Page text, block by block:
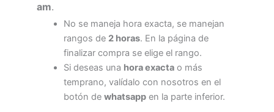
am.
No se maneja hora exacta, se manejan
rangos de 2 horas. En la página de
finalizar compra se elige el rango.
Si deseas una hora exactao más
temprano, valídalo con nosotros en el
botón de whatsappen la parte inferior.